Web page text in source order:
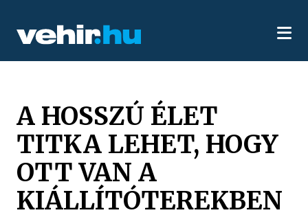
A HOSSZÚ ÉLET
TITKA LEHET, HOGY
OTT VAN A
KIÁLLÍTÓTEREKBEN